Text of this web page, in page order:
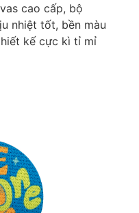
cao cấp, bộ
nhiệt tốt, bền màu
kế cực kì tỉ mỉ